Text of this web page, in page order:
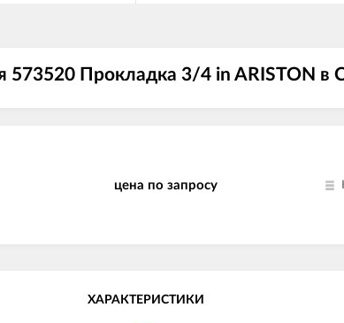
ARISTON MICROGENUS PLUS
SYSTEM
ARISTON TX 27 MFFI
Прокладка 3/4 in ARISTON в
цена по запросу
ХАРАКТЕРИСТИКИ